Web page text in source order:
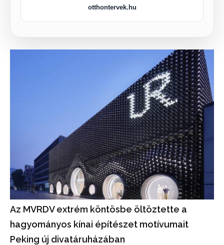
otthontervek.hu
Az MVRDV extrém köntösbe öltöztette a
hagyományos kínai építészet motívumait
Peking új divatáruházában